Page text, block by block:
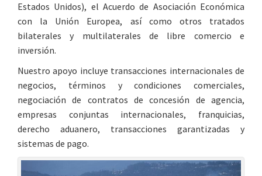
Estados Unidos), el Acuerdo de Asociación Económica
con la Unión Europea, así como otros tratados
bilaterales y multilaterales de libre comercio e
inversión.
Nuestro apoyo incluye transacciones internacionales de
negocios, términos y condiciones comerciales,
negociación de contratos de concesión de agencia,
empresas conjuntas internacionales, franquicias,
derecho aduanero, transacciones garantizadas y
sistemas de pago.